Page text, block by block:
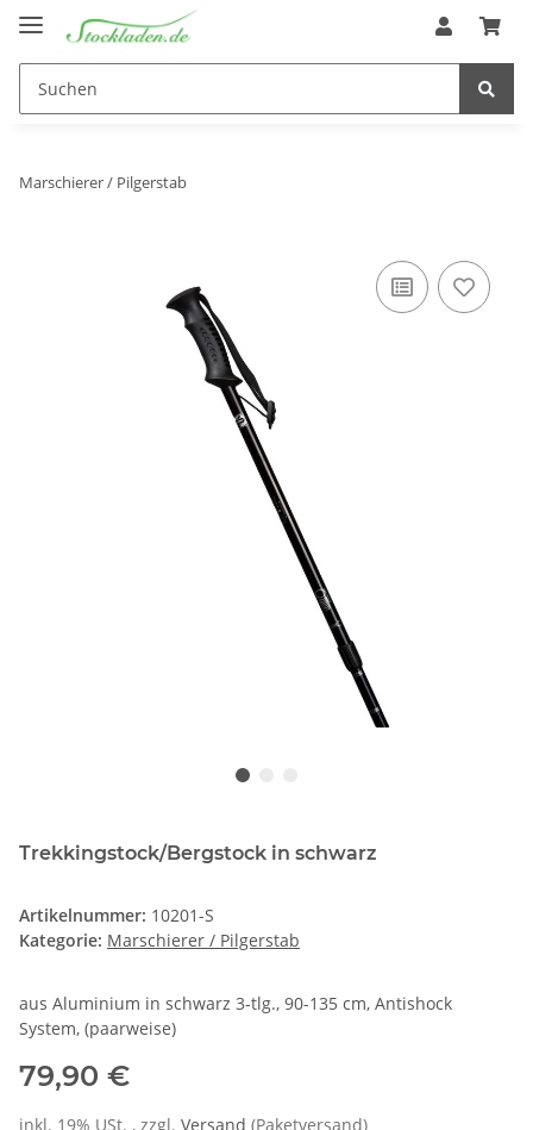
Marschierer / Pilgerstab
Trekkingstock/Bergstock in schwarz
Artikelnummer: 10201-S
Kategorie: Marschierer / Pilgerstab
aus Aluminium in schwarz 3-tlg., 90-135 cm, Antishock
System, (paarweise)
79,90 €
inkl. 19% USt. , zzgl. Versand (Paketversand)